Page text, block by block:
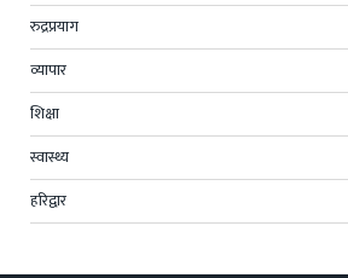
रुद्रप्रयाग
व्यापार
शिक्षा
स्वास्थ्य
हरिद्वार